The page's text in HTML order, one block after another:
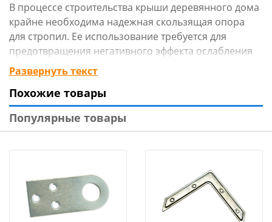
В процессе строительства крыши деревянного дома
крайне необходима надежная скользящая опора
для стропил. Ее использование требуется для
предотвращения негативного эффекта ослабления
конструкции стропил, что в свою очередь приводит
к деформации дерева.
Особенностями данных опор для стропил являются:
Максимальная прочность крепления
Отсутствие необходимости использования
Перфорация только на концах изделия
Технические характеристики :
Тип товара: Опора бруса открытая
Развернуть текст
Похожие товары
Популярные товары